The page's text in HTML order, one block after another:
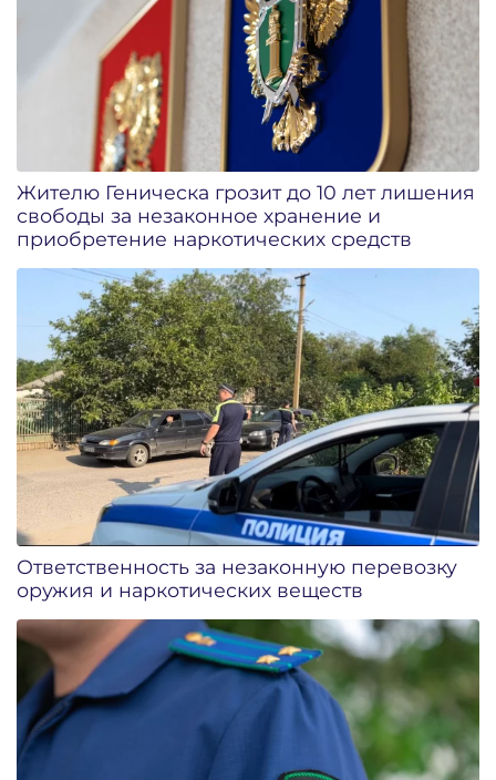
Жителю Геническа грозит до 10 лет лишения
свободы за незаконное хранение и
приобретение наркотических средств
Ответственность за незаконную перевозку
оружия и наркотических веществ